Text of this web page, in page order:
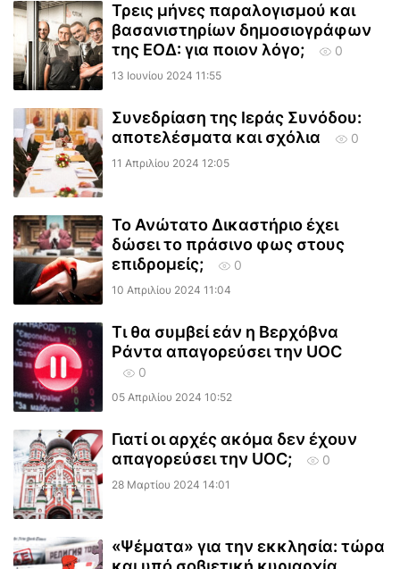
Τρεις μήνες παραλογισμού και
βασανιστηρίων δημοσιογράφων
της ΕΟΔ: για ποιον λόγο;
0
13 Ιουνίου 2024 11:55
Συνεδρίαση της Ιεράς Συνόδου:
αποτελέσματα και σχόλια
0
11 Απριλίου 2024 12:05
Το Ανώτατο Δικαστήριο έχει
δώσει το πράσινο φως στους
επιδρομείς;
0
10 Απριλίου 2024 11:04
Τι θα συμβεί εάν η Βερχόβνα
Ράντα απαγορεύσει την UOC
0
05 Απριλίου 2024 10:52
Γιατί οι αρχές ακόμα δεν έχουν
απαγορεύσει την UOC;
0
28 Μαρτίου 2024 14:01
«Ψέματα» για την εκκλησία: τώρα